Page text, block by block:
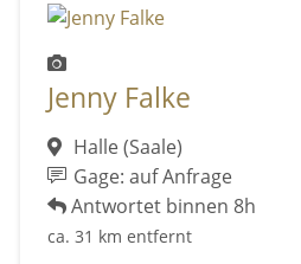
Jenny Falke
Halle (Saale)
Gage: auf Anfrage
Antwortet binnen 8h
ca. 31 km entfernt